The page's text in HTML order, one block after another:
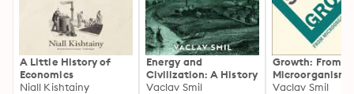
A Little History of
Economics
Niall Kishtainy
Energy and
Civilization: A History
Vaclav Smil
Growth: From
Megacities
Vaclav Smil